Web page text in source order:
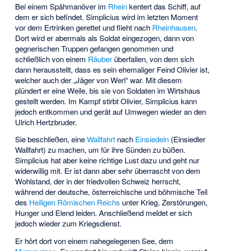
Bei einem Spähmanöver im Rheinkentert das Schiff, auf
dem er sich befindet. Simplicius wird im letzten Moment
vor dem Ertrinken gerettet und flieht nach Rheinhausen.
Dort wird er abermals als Soldat eingezogen, dann von
gegnerischen Truppen gefangen genommen und
schließlich von einem Räuber überfallen, von dem sich
dann herausstellt, dass es sein ehemaliger Feind Olivier ist,
welcher auch der „Jäger von Werl“ war. Mit diesem
plündert er eine Weile, bis sie von Soldaten im Wirtshaus
gestellt werden. Im Kampf stirbt Olivier, Simplicius kann
jedoch entkommen und gerät auf Umwegen wieder an den
Ulrich Hertzbruder.
Sie beschließen, eineWallfahrt nach Einsiedeln (Einsiedler
Wallfahrt) zu machen, um für ihre Sünden zu büßen.
Simplicius hat aber keine richtige Lust dazu und geht nur
widerwillig mit. Er ist dann aber sehr überrascht von dem
Wohlstand, der in der friedvollen Schweiz herrscht,
während der deutsche, österreichische und böhmische Teil
des Heiligen Römischen Reichs unter Krieg, Zerstörungen,
Hunger und Elend leiden. Anschließend meldet er sich
jedoch wieder zum Kriegsdienst.
Er hört dort von einem nahegelegenen See, dem